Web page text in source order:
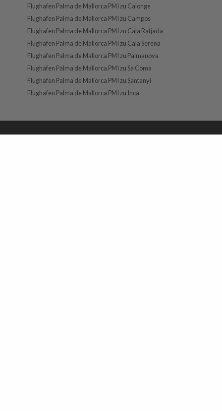
Flughafen Palma de Mallorca PMI zu Calonge
Flughafen Palma de Mallorca PMI zu Campos
Flughafen Palma de Mallorca PMI zu Cala Ratjada
Flughafen Palma de Mallorca PMI zu Cala Serena
Flughafen Palma de Mallorca PMI zu Palmanova
Flughafen Palma de Mallorca PMI zu Sa Coma
Flughafen Palma de Mallorca PMI zu Santanyí
Flughafen Palma de Mallorca PMI zu Inca